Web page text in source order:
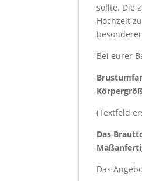
sollte. Die
Hochzeit
Bei eurer
(Textfeld
Das
Das